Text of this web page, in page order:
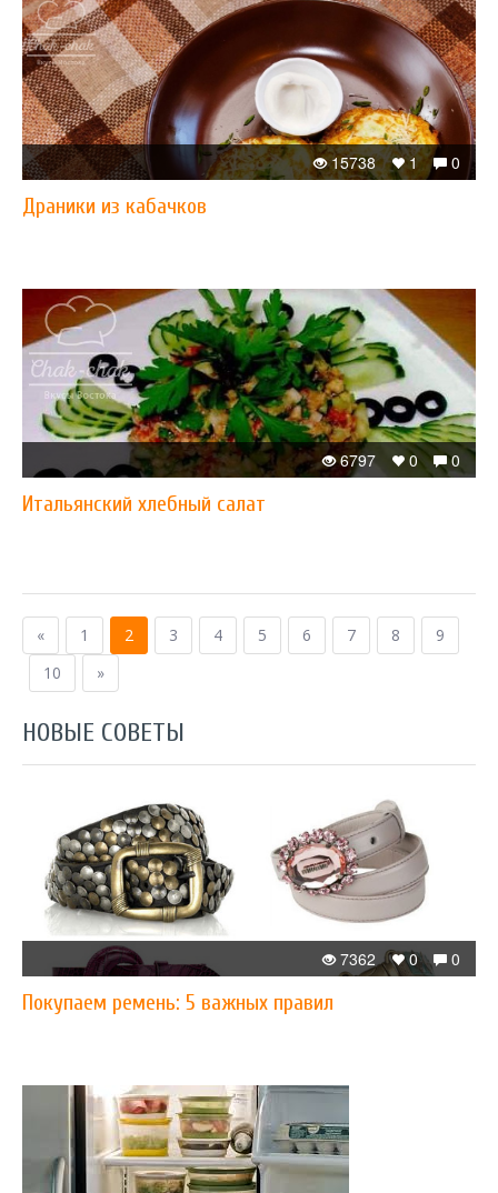
0
1
15738
Драники из кабачков
0
0
6797
Итальянский хлебный салат
« 1 2 3 4 5 6 7 8
9
10
»
НОВЫЕ СОВЕТЫ
0
0
7362
Покупаем ремень: 5 важных правил